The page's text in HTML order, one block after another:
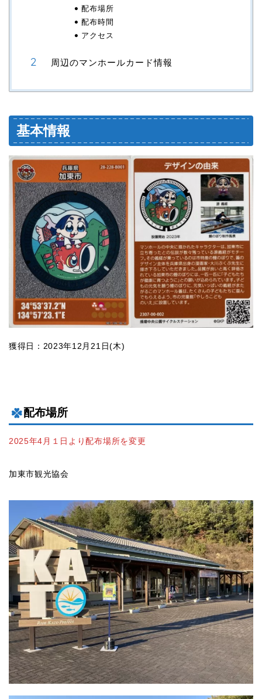
配布場所
配布時間
アクセス
周辺のマンホールカード情報
基本情報
獲得日：2023年12月21日(木)
配布場所
2025年4月１日より配布場所を変更
加東市観光協会